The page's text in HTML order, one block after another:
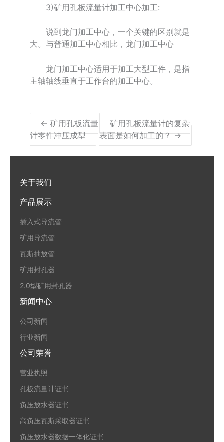
3)矿用孔板流量计加工中心加工:
说到龙门加工中心，一个关键的区别就是
大。与普通加工中心相比，龙门加工中心
龙门加工中心适用于加工大型工件，是指
主轴轴线垂直于工作台的加工中心。
← 矿用孔板流量
计零件冲压成型
矿用孔板流量计的复杂
表面是如何加工的？ →
关于我们
产品展示
插入式导流管
矿用导流管
瓦斯抽放管
矿用封孔器
2.0型矿用封孔器
新闻中心
公司新闻
行业新闻
公司荣誉
营业执照
孔板流量计证书
负压放水器证书
高负压瓦斯采取器证书
负压放水器数据一体化证书